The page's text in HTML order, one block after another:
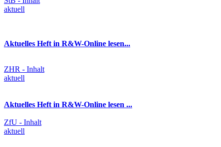
aktuell
Aktuelles Heft in R&W-Online lesen...
ZHR - Inhalt
aktuell
Aktuelles Heft in R&W-Online lesen ...
ZfU - Inhalt
aktuell